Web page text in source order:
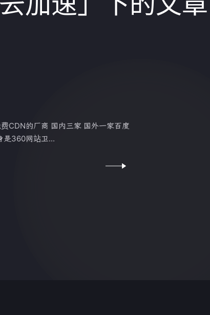
CDN的厂商 国内三家 国外一家百度
是360网站卫...